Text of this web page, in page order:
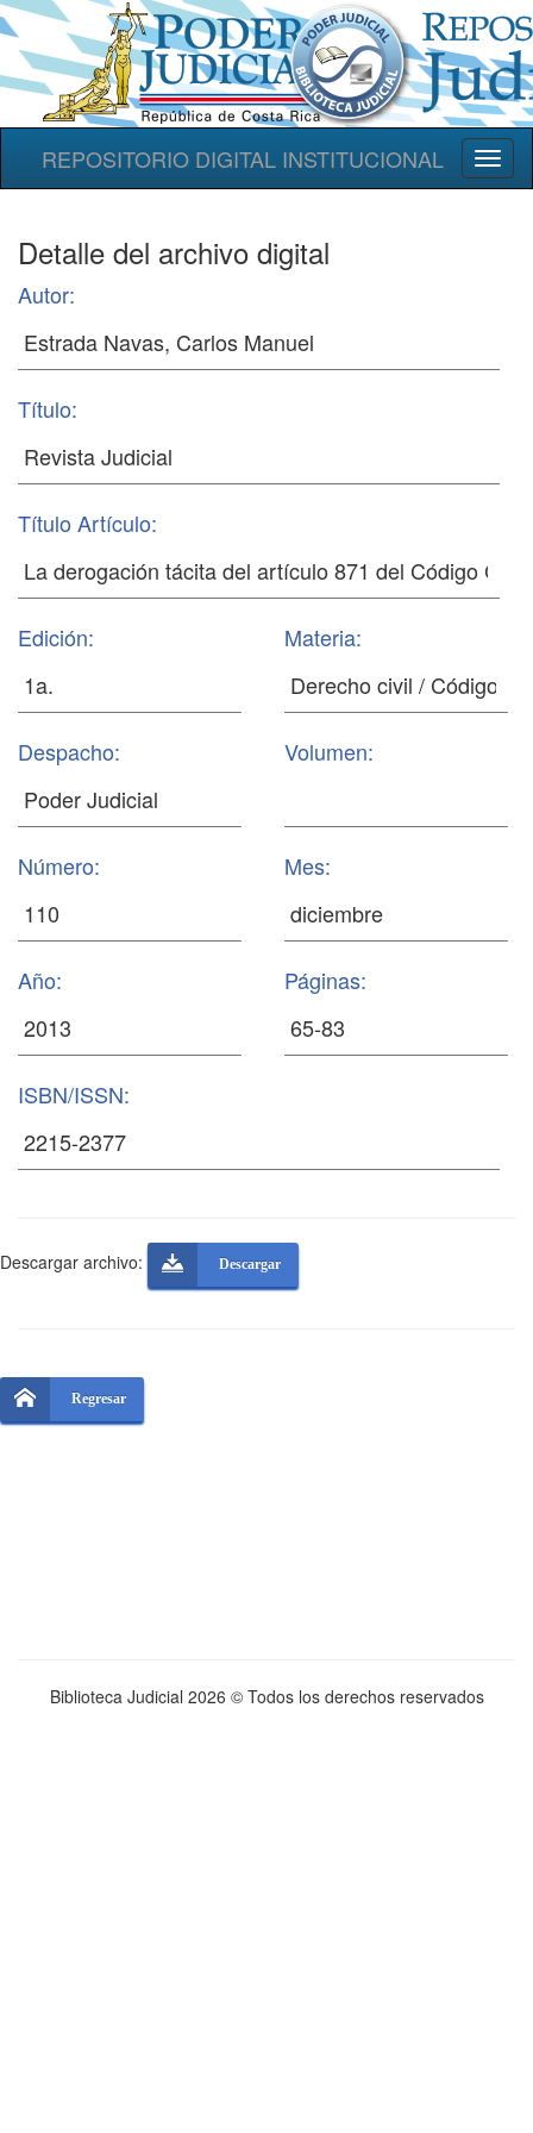
REPOSITORIO DIGITAL INSTITUCIONAL
Detalle del archivo digital
Autor:
Título:
Título Artículo:
Edición: Materia:
Despacho: Volumen:
Número: Mes:
Año: Páginas:
ISBN/ISSN:
Descargar archivo: Descargar
Regresar
Biblioteca Judicial 2026 © Todos los derechos reservados